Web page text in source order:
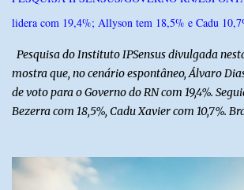
lidera com 19,4%; Allyson tem 18,5% e Cadu
Pesquisa do Instituto IPSensus divulgada
mostra que, no cenário espontâneo, Álvaro
de voto para o Governo do RN com 19,4%.
Bezerra com 18,5%, Cadu Xavier com 10,7%.
do Norte entre os dias 18 e 22 de junho de
possui margem de erro de 2,5 pontos